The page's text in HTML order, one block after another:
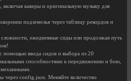
включая каверы и оригинальную музыку для
подземелья через таблицу рекордов и
ежедневные сиды или продолжая путь
помощью ввода сидов и выбора из 20
способностями к передвижению и бою,
через config.json. Меняйте количество